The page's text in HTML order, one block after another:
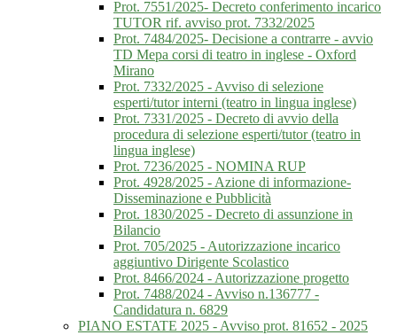
Prot. 7551/2025- Decreto conferimento incarico
TUTOR rif. avviso prot. 7332/2025
Prot. 7484/2025- Decisione a contrarre - avvio
TD Mepa corsi di teatro in inglese - Oxford
Mirano
Prot. 7332/2025 - Avviso di selezione
esperti/tutor interni (teatro in lingua inglese)
Prot. 7331/2025 - Decreto di avvio della
procedura di selezione esperti/tutor (teatro in
lingua inglese)
Prot. 7236/2025 - NOMINA RUP
Prot. 4928/2025 - Azione di informazione-
Disseminazione e Pubblicità
Prot. 1830/2025 - Decreto di assunzione in
Bilancio
Prot. 705/2025 - Autorizzazione incarico
aggiuntivo Dirigente Scolastico
Prot. 8466/2024 - Autorizzazione progetto
Prot. 7488/2024 - Avviso n.136777 -
Candidatura n. 6829
PIANO ESTATE 2025 - Avviso prot. 81652 - 2025